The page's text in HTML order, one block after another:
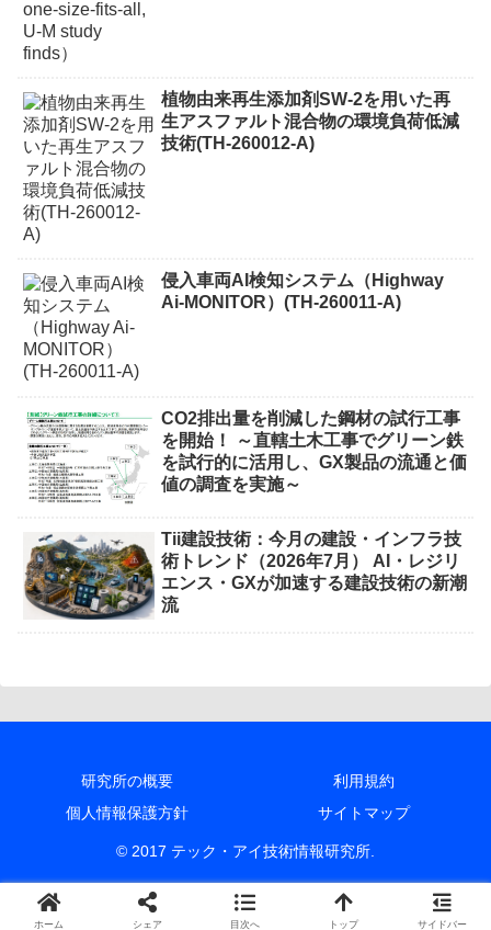
植物由来再生添加剤SW-2を用いた再
生アスファルト混合物の環境負荷低減
技術(TH-260012-A)
侵入車両AI検知システム（Highway
Ai-MONITOR）(TH-260011-A)
CO2排出量を削減した鋼材の試行工事
を開始！ ～直轄土木工事でグリーン鉄
を試行的に活用し、GX製品の流通と価
値の調査を実施～
Tii建設技術：今月の建設・インフラ技
術トレンド（2026年7月） AI・レジリ
エンス・GXが加速する建設技術の新潮
流
研究所の概要
利用規約
個人情報保護方針
サイトマップ
© 2017 テック・アイ技術情報研究所.
ホーム シェア 目次へ トップ サイドバー